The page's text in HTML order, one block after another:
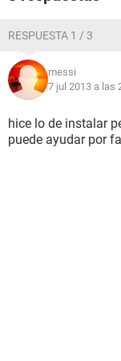
RESPUESTA 1 / 3
messi
7 jul 2013 a las
hice lo de instalar
puede ayudar por